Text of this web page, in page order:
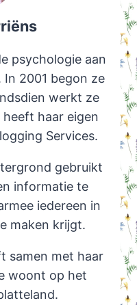
psychologie aan
2001 begon ze
werkt ze
haar eigen
Services.
gebruikt
informatie te
iedereen in
maken krijgt.
samen met haar
woont op het